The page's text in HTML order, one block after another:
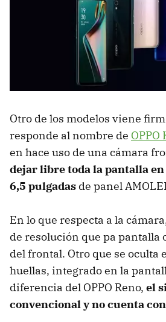
Otro de los modelos viene
responde al nombre de OPPO
en hace uso de una cámara
dejar libre toda la pantalla en
6,5 pulgadas de panel
En lo que respecta a la
de resolución que pa pantalla
del frontal. Otro que se oculta
huellas, integrado en la
diferencia del OPPO Reno, el
convencional y no cuenta